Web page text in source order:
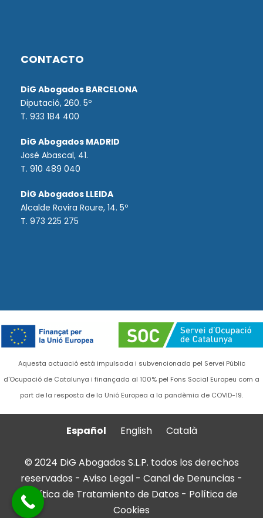
CONTACTO
DiG Abogados BARCELONA
Diputació, 260. 5º
T. 933 184 400
DiG Abogados MADRID
José Abascal, 41.
T. 910 489 040
DiG Abogados LLEIDA
Alcalde Rovira Roure, 14. 5º
T. 973 225 275
Aquesta actuació està impulsada i subvencionada pel Servei Públic
d'Ocupació de Catalunya i finançada al 100% pel Fons Social Europeu com a
part de la resposta de la Unió Europea a la pandèmia de COVID-19.
Español English Català
© 2024 DiG Abogados S.L.P. todos los derechos
reservados - Aviso Legal - Canal de Denuncias -
Política de Tratamiento de Datos - Política de
Cookies